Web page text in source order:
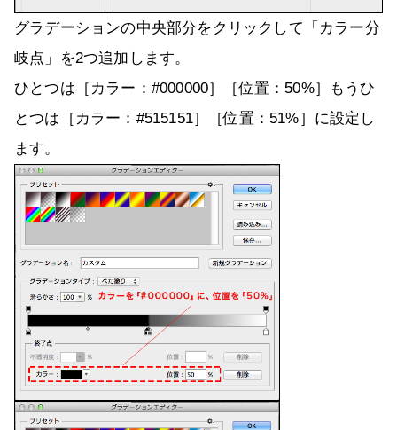
グラデーションの中央部分をクリックして「カラー分
岐点」を2つ追加します。
ひとつは［カラー：#000000］［位置：50%］もうひ
とつは［カラー：#515151］［位置：51%］に設定し
ます。